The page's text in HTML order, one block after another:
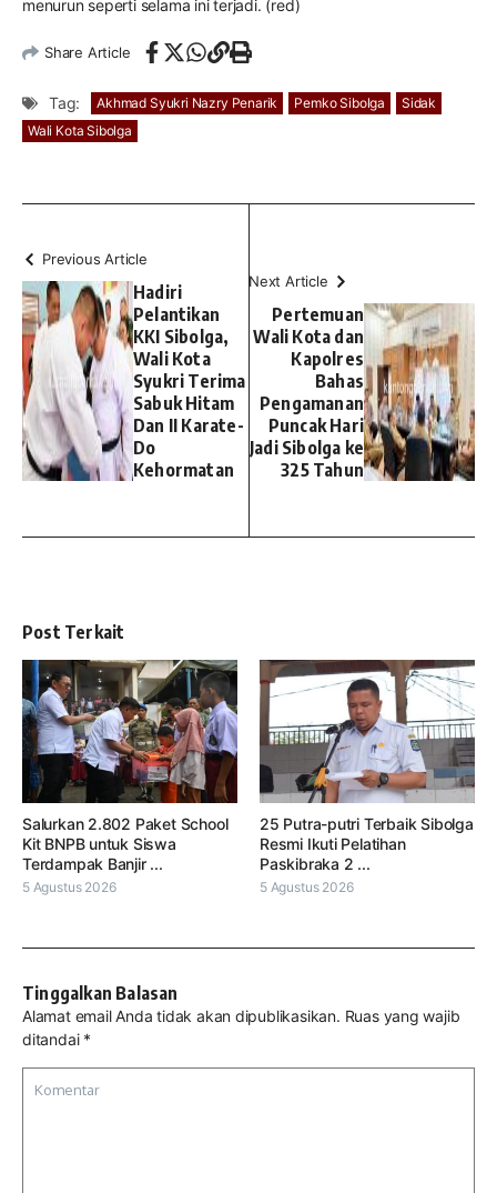
menurun seperti selama ini terjadi. (red)
Share Article
Tag: Akhmad Syukri Nazry Penarik Pemko Sibolga
Sidak
Wali Kota Sibolga
Previous Article
Hadiri
Pelantikan
KKI Sibolga,
Wali Kota
Syukri Terima
Sabuk Hitam
Dan II Karate-
Do
Kehormatan
Next Article
Pertemuan
Wali Kota dan
Kapolres
Bahas
Pengamanan
Puncak Hari
Jadi Sibolga ke
325 Tahun
Post Terkait
Salurkan 2.802 Paket School
Kit BNPB untuk Siswa
Terdampak Banjir ...
5 Agustus 2026
25 Putra-putri Terbaik Sibolga
Resmi Ikuti Pelatihan
Paskibraka 2 ...
5 Agustus 2026
Tinggalkan Balasan
Alamat email Anda tidak akan dipublikasikan. Ruas yang wajib
ditandai *